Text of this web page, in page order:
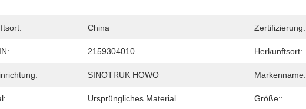
China Zertifizierung:
2159304010 Herkunftsort:
SINOTRUK HOWO Markenname:
Ursprüngliches Material Größe::